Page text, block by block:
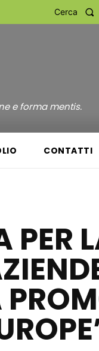
Cerca
e forma mentis.
CONTATTI
PER